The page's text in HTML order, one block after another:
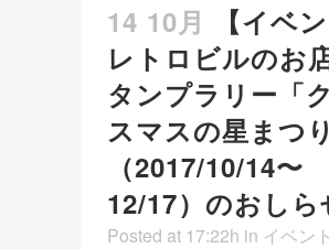
14 10月
【イベ
レトロビルのお
タンプラリー「
スマスの星まつり
（2017/10/14〜
12/17）のおしら
Posted at 17:22h in イベン